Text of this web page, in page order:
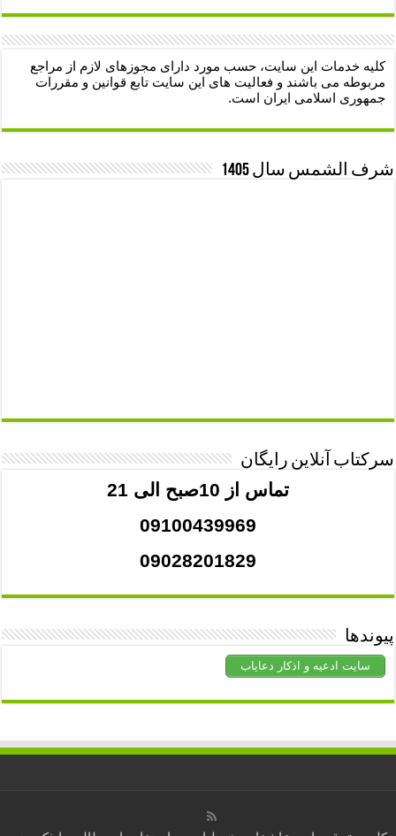
کلیه خدمات این سایت، حسب مورد دارای مجوزهای لازم از مراجع
مربوطه می باشند و فعالیت های این سایت تابع قوانین و مقررات
جمهوری اسلامی ایران است.
شرف الشمس سال 1405
سرکتاب آنلاین رایگان
تماس از 10صبح الی 21
09100439969
09028201829
پیوندها
سایت ادعیه و اذکار دعایاب